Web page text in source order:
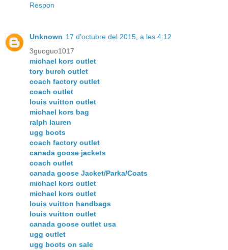
Respon
Unknown 17 d’octubre del 2015, a les 4:12
3guoguo1017
michael kors outlet
tory burch outlet
coach factory outlet
coach outlet
louis vuitton outlet
michael kors bag
ralph lauren
ugg boots
coach factory outlet
canada goose jackets
coach outlet
canada goose Jacket/Parka/Coats
michael kors outlet
michael kors outlet
louis vuitton handbags
louis vuitton outlet
canada goose outlet usa
ugg outlet
ugg boots on sale